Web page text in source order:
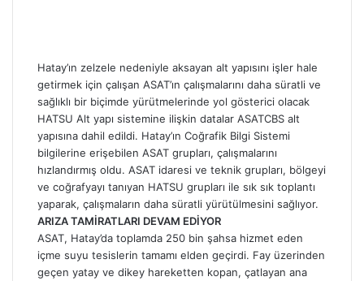
Hatay’ın zelzele nedeniyle aksayan alt yapısını işler hale
getirmek için çalışan ASAT’ın çalışmalarını daha süratli ve
sağlıklı bir biçimde yürütmelerinde yol gösterici olacak
HATSU Alt yapı sistemine ilişkin datalar ASATCBS alt
yapısına dahil edildi. Hatay’ın Coğrafik Bilgi Sistemi
bilgilerine erişebilen ASAT grupları, çalışmalarını
hızlandırmış oldu. ASAT idaresi ve teknik grupları, bölgeyi
ve coğrafyayı tanıyan HATSU grupları ile sık sık toplantı
yaparak, çalışmaların daha süratli yürütülmesini sağlıyor.
ARIZA TAMİRATLARI DEVAM EDİYOR
ASAT, Hatay’da toplamda 250 bin şahsa hizmet eden
içme suyu tesislerin tamamı elden geçirdi. Fay üzerinden
geçen yatay ve dikey hareketten kopan, çatlayan ana